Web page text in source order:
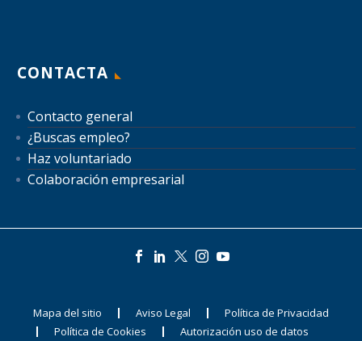
CONTACTA
Contacto general
¿Buscas empleo?
Haz voluntariado
Colaboración empresarial
Mapa del sitio Aviso Legal
Política de Privacidad
Política de Cookies
Autorización uso de datos